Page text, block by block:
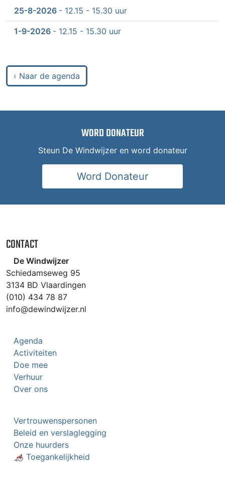
25-8-2026 - 12.15 - 15.30 uur
1-9-2026 - 12.15 - 15.30 uur
‹ Naar de agenda
WORD DONATEUR
Steun De Windwijzer en word donateur
Word Donateur
CONTACT
De Windwijzer
Schiedamseweg 95
3134 BD Vlaardingen
(010) 434 78 87
info@dewindwijzer.nl
Agenda
Activiteiten
Doe mee
Verhuur
Over ons
Vertrouwenspersonen
Beleid en verslaglegging
Onze huurders
🦽 Toegankelijkheid